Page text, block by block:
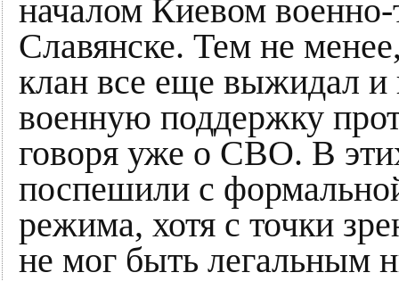
началом Киевом
Славянске. Тем не
клан все еще выжидал и
военную поддержку
говоря уже о СВО. В
поспешили с
режима, хотя с точки
не мог быть легальным